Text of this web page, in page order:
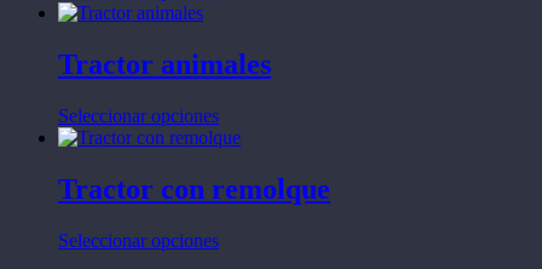
múltiples
variantes.
opciones
se
elegir
en
página
Tractor animales
Seleccionar opcionesEste
producto
múltiples
variantes.
opciones
Tractor con remolque
Seleccionar opcionesEste